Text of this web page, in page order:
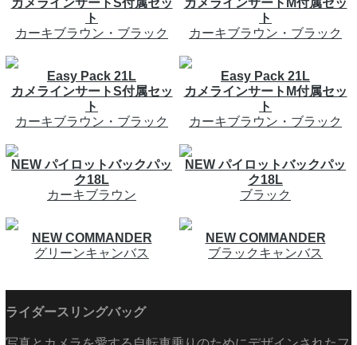
ト
カーキブラウン・ブラック
ト
カーキブラウン・ブラック
Easy Pack 21L
カメラインサートS付属セッ
ト
カーキブラウン・ブラック
Easy Pack 21L
カメラインサートM付属セッ
ト
カーキブラウン・ブラック
NEW パイロットバックパッ
ク18L
カーキブラウン
NEW パイロットバックパッ
ク18L
ブラック
NEW COMMANDER
グリーンキャンバス
NEW COMMANDER
ブラックキャンバス
ライダースリングバッグ